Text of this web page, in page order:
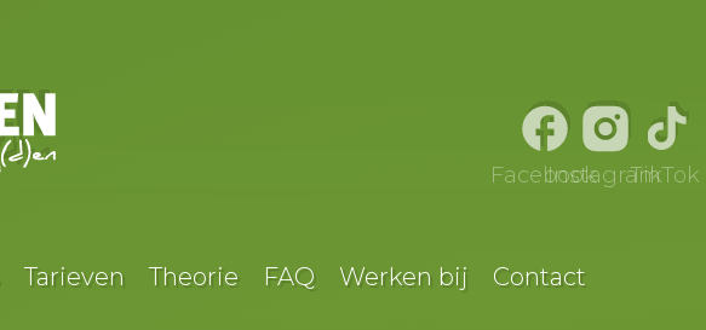
FacebookInstagramTikTok
Tarieven Theorie FAQ Werken bij Contact